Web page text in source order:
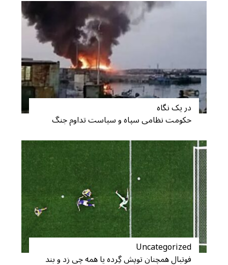
در یک نگاه
حکومت نظامی سپاه و سیاست تداوم جنگ
Uncategorized
فوتبال همچنان توپش گِرده یا همه چی زد و بند